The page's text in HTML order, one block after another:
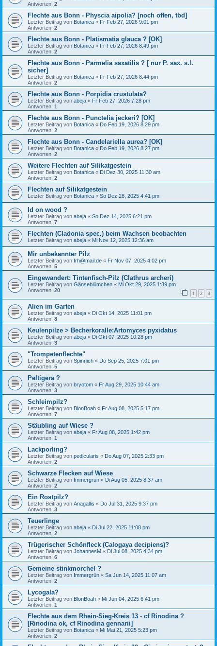
Antworten: 2
Flechte aus Bonn - Physcia aipolia? [noch offen, tbd]
Letzter Beitrag von Botanica « Fr Feb 27, 2026 9:01 pm
Antworten: 2
Flechte aus Bonn - Platismatia glauca ? [OK]
Letzter Beitrag von Botanica « Fr Feb 27, 2026 8:49 pm
Antworten: 2
Flechte aus Bonn - Parmelia saxatilis ? [ nur P. sax. s.l.
sicher]
Letzter Beitrag von Botanica « Fr Feb 27, 2026 8:44 pm
Antworten: 2
Flechte aus Bonn - Porpidia crustulata?
Letzter Beitrag von abeja « Fr Feb 27, 2026 7:28 pm
Antworten: 1
Flechte aus Bonn - Punctelia jeckeri? [OK]
Letzter Beitrag von Botanica « Do Feb 19, 2026 8:29 pm
Antworten: 2
Flechte aus Bonn - Candelariella aurea? [OK]
Letzter Beitrag von Botanica « Do Feb 19, 2026 8:27 pm
Antworten: 2
Weitere Flechten auf Silikatgestein
Letzter Beitrag von Botanica « Di Dez 30, 2025 11:30 am
Antworten: 2
Flechten auf Silikatgestein
Letzter Beitrag von Botanica « So Dez 28, 2025 4:41 pm
Id on wood ?
Letzter Beitrag von abeja « So Dez 14, 2025 6:21 pm
Antworten: 7
Flechten (Cladonia spec.) beim Wachsen beobachten
Letzter Beitrag von abeja « Mi Nov 12, 2025 12:36 am
Mir unbekannter Pilz
Letzter Beitrag von frh@mail.de « Fr Nov 07, 2025 4:02 pm
Antworten: 5
Eingewandert: Tintenfisch-Pilz (Clathrus archeri)
Letzter Beitrag von Gänseblümchen « Mi Okt 29, 2025 1:39 pm
Antworten: 20 1 2 3
Alien im Garten
Letzter Beitrag von abeja « Di Okt 14, 2025 11:01 pm
Antworten: 8
Keulenpilze > Becherkoralle:Artomyces pyxidatus
Letzter Beitrag von abeja « Di Okt 07, 2025 10:28 pm
Antworten: 3
"Trompetenflechte"
Letzter Beitrag von Spinnich « Do Sep 25, 2025 7:01 pm
Antworten: 5
Peltigera ?
Letzter Beitrag von bryotom « Fr Aug 29, 2025 10:44 am
Antworten: 3
Schleimpilz?
Letzter Beitrag von BlonBoah « Fr Aug 08, 2025 5:17 pm
Antworten: 7
Stäubling auf Wiese ?
Letzter Beitrag von abeja « Fr Aug 08, 2025 1:42 pm
Antworten: 1
Lackporling?
Letzter Beitrag von pedicularis « Do Aug 07, 2025 2:33 pm
Antworten: 2
Schwarze Flecken auf Wiese
Letzter Beitrag von Immergrün « Di Aug 05, 2025 8:37 am
Antworten: 2
Ein Rostpilz?
Letzter Beitrag von Anagallis « Do Jul 31, 2025 9:37 pm
Antworten: 3
Teuerlinge
Letzter Beitrag von abeja « Di Jul 22, 2025 11:08 pm
Antworten: 2
Trügerischer Schönfleck (Calogaya decipiens)?
Letzter Beitrag von JohannesM « Di Jul 08, 2025 4:34 pm
Antworten: 6
Gemeine stinkmorchel ?
Letzter Beitrag von Immergrün « Sa Jun 14, 2025 11:07 am
Antworten: 2
Lycogala?
Letzter Beitrag von BlonBoah « Mi Jun 04, 2025 6:41 pm
Antworten: 1
Flechte aus dem Rhein-Sieg-Kreis 13 - cf Rinodina ?
[Rinodina ok, cf Rinodina gennarii]
Letzter Beitrag von Botanica « Mi Mai 21, 2025 5:23 pm
Antworten: 2